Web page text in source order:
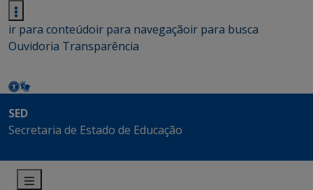
ir para conteúdoir para navegaçãoir para busca
Ouvidoria Transparência
SED
Secretaria de Estado de Educação